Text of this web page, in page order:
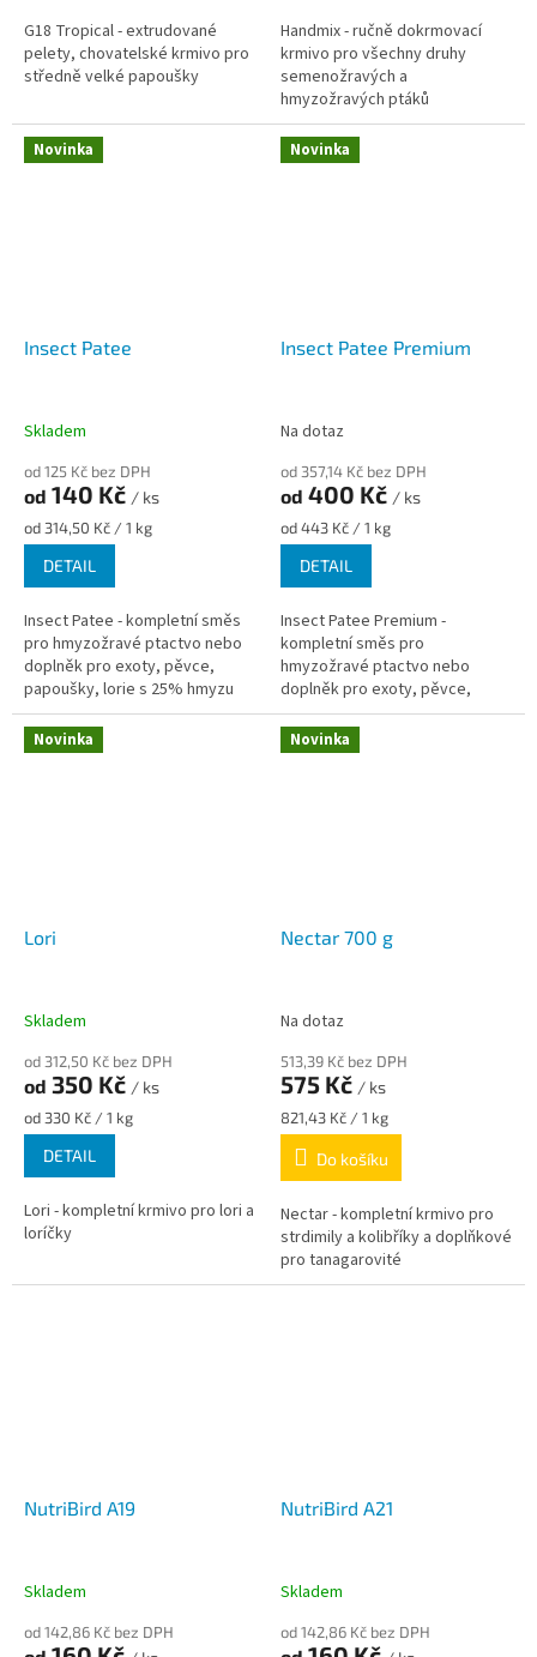
G18 Tropical - extrudované
pelety, chovatelské krmivo pro
středně velké papoušky
Handmix - ručně dokrmovací
krmivo pro všechny druhy
semenožravých a
hmyzožravých ptáků
Novinka
Insect Patee
Skladem
od 125 Kč bez DPH
od 140 Kč / ks
Měrná
cena:
od 314,50 Kč / 1 kg
DETAIL
Insect Patee - kompletní směs
pro hmyzožravé ptactvo nebo
doplněk pro exoty, pěvce,
papoušky, lorie s 25% hmyzu
Novinka
Insect Patee Premium
Na dotaz
od 357,14 Kč bez DPH
od 400 Kč / ks
Měrná
cena:
od 443 Kč / 1 kg
DETAIL
Insect Patee Premium -
kompletní směs pro
hmyzožravé ptactvo nebo
doplněk pro exoty, pěvce,
papoušky, lorie s 50% hmyzu
Novinka
Lori
Skladem
od 312,50 Kč bez DPH
od 350 Kč / ks
Měrná
cena:
od 330 Kč / 1 kg
DETAIL
Lori - kompletní krmivo pro lori a
loríčky
Novinka
Nectar 700 g
Na dotaz
513,39 Kč bez DPH
575 Kč / ks
Měrná
cena:
821,43 Kč / 1 kg
Do košíku
Nectar - kompletní krmivo pro
strdimily a kolibříky a doplňkové
pro tanagarovité
NutriBird A19
Skladem
od 142,86 Kč bez DPH
NutriBird A21
Skladem
od 142,86 Kč bez DPH